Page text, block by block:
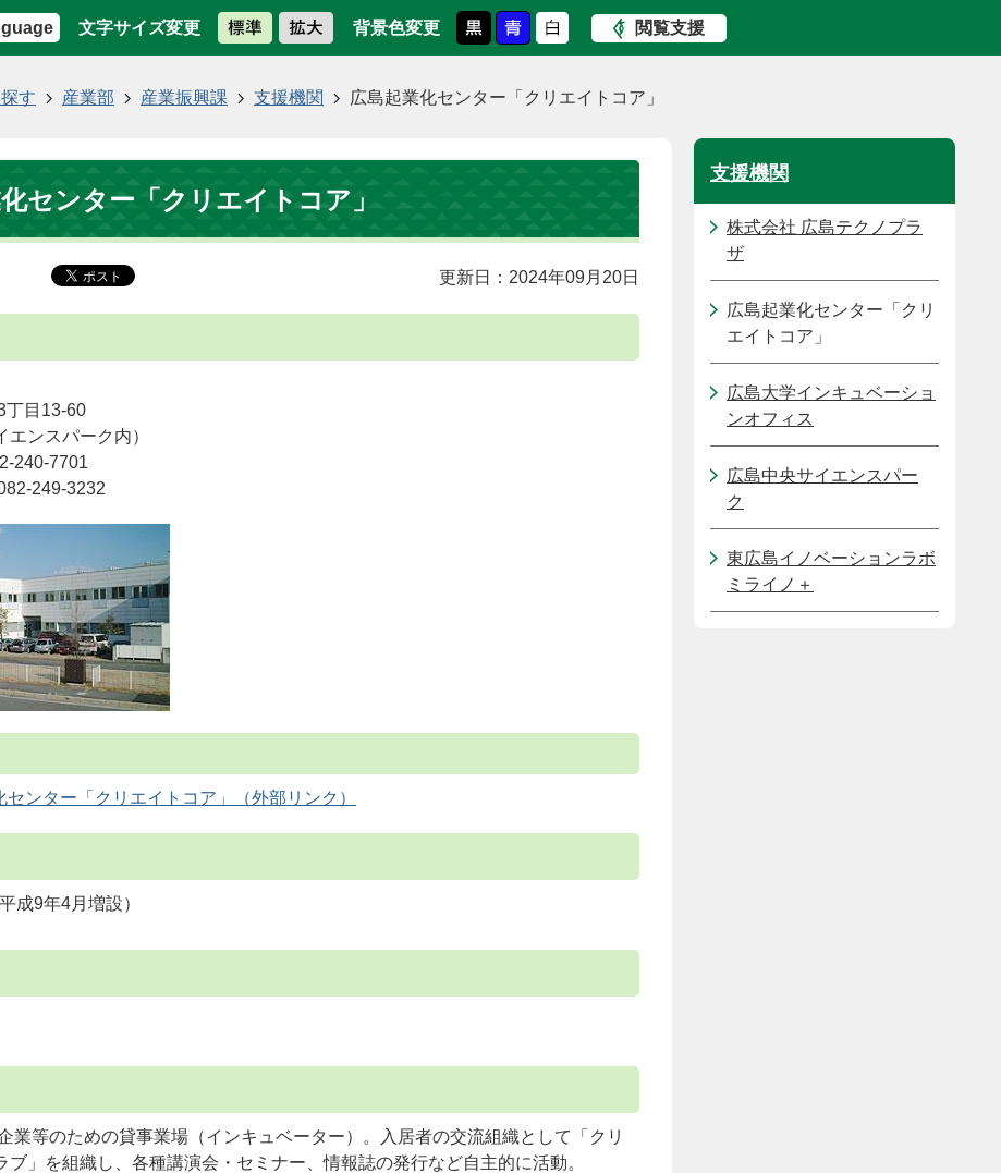
文字サイズ変更 背景色変更 閲覧支援
す 産業部 産業振興課 支援機関 広島起業化センター「クリエイトコア」
センター「クリエイトコア」
更新日：2024年09月20日
丁目13-60
エンスパーク内）
240-7701
249-3232
センター「クリエイトコア」
成9年4月増設）
業等のための貸事業場（インキュベーター）。入居者の交流組織として「クリ
ブ」を組織し、各種講演会・セミナー、情報誌の発行など自主的に活動。
支援機関
株式会社 広島テクノプラ
ザ
広島起業化センター「クリ
エイトコア」
広島大学インキュベーショ
ンオフィス
広島中央サイエンスパー
ク
東広島イノベーションラボ
ミライノ＋